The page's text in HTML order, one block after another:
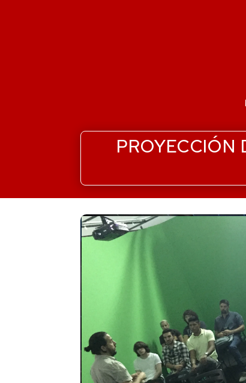
PROYECCIÓN